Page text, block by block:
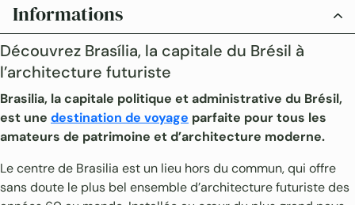
Informations
Découvrez Brasília, la capitale du Brésil à
l’architecture futuriste
Brasilia, la capitale politique et administrative du Brésil,
est une destination de voyage parfaite pour tous les
amateurs de patrimoine et d’architecture moderne.
Le centre de Brasilia est un lieu hors du commun, qui offre
sans doute le plus bel ensemble d’architecture futuriste des